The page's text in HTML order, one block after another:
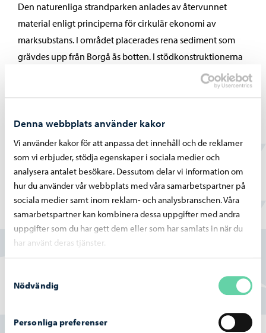
Denna webbplats använder kakor
Vi använder kakor för att anpassa det innehåll och de reklamer
som vi erbjuder, stödja egenskaper i sociala medier och
analysera antalet besökare. Dessutom delar vi information om
hur du använder vår webbplats med våra samarbetspartner på
sociala medier samt inom reklam- och analysbranschen. Våra
samarbetspartner kan kombinera dessa uppgifter med andra
uppgifter som du har gett dem eller som har samlats in när du
har använt deras tjänster.
Nödvändig
Personliga preferenser
Den naturenliga strandparken anlades av återvunnet
material enligt principerna för cirkulär ekonomi av
marksubstans. I området placerades rena sediment som
grävdes upp från Borgå ås botten. I stödkonstruktionerna
användes överskottsjord från Borgå stads jordbyggnader.
Marken har jämnats ut så att åvattnet kan stiga till parken,
området håller ytjordens finmaterial på sin plats.
Underhållet av parken planeras så att den görs enligt
principerna för hållbar miljövård.
Hittade du vad du sökte?